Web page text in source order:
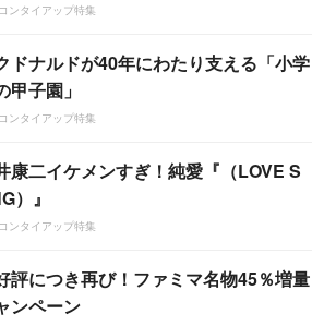
ンタイアップ特集
ドナルドが40年にわたり支える「小学
甲子園」
ンタイアップ特集
康二イケメンすぎ！純愛『（LOVE S
）』
ンタイアップ特集
評につき再び！ファミマ名物45％増量
ンペーン